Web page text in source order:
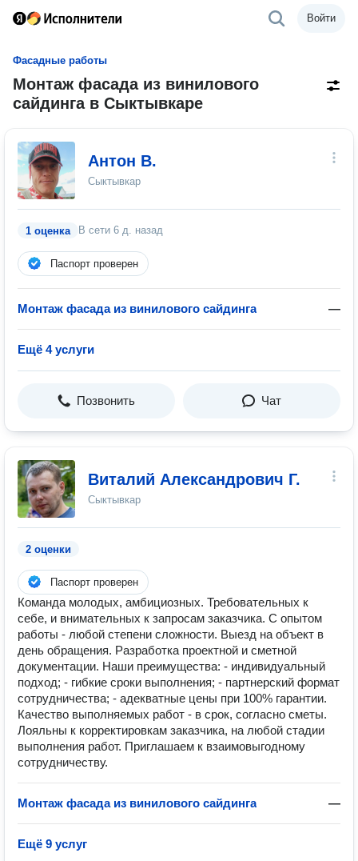
Войти
Фасадные работы
Монтаж фасада из винилового
сайдинга в Сыктывкаре
Антон В.
Сыктывкар
1 оценка В сети 6 д. назад
Паспорт проверен
Монтаж фасада из винилового сайдинга —
Ещё 4 услуги
Позвонить Чат
Виталий Александрович Г.
Сыктывкар
2 оценки
Паспорт проверен
Команда молодых, амбициозных. Требовательных к
себе, и внимательных к запросам заказчика. С опытом
работы - любой степени сложности. Выезд на объект в
день обращения. Разработка проектной и сметной
документации. Наши преимущества: - индивидуальный
подход; - гибкие сроки выполнения; - партнерский формат
сотрудничества; - адекватные цены при 100% гарантии.
Качество выполняемых работ - в срок, согласно сметы.
Лояльны к корректировкам заказчика, на любой стадии
выполнения работ. Приглашаем к взаимовыгодному
сотрудничеству.
Монтаж фасада из винилового сайдинга —
Ещё 9 услуг